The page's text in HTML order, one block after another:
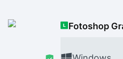
Fotoshop